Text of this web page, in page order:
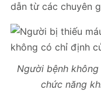
dẫn từ các chuyên
Người bệnh
chức năng